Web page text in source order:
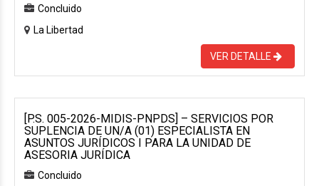
Concluido
La Libertad
VER DETALLE
[P.S. 005-2026-MIDIS-PNPDS] – SERVICIOS POR
SUPLENCIA DE UN/A (01) ESPECIALISTA EN
ASUNTOS JURÍDICOS I PARA LA UNIDAD DE
ASESORIA JURÍDICA
Concluido